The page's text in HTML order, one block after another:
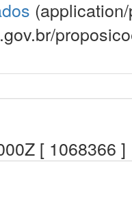
[ 1068366 ]